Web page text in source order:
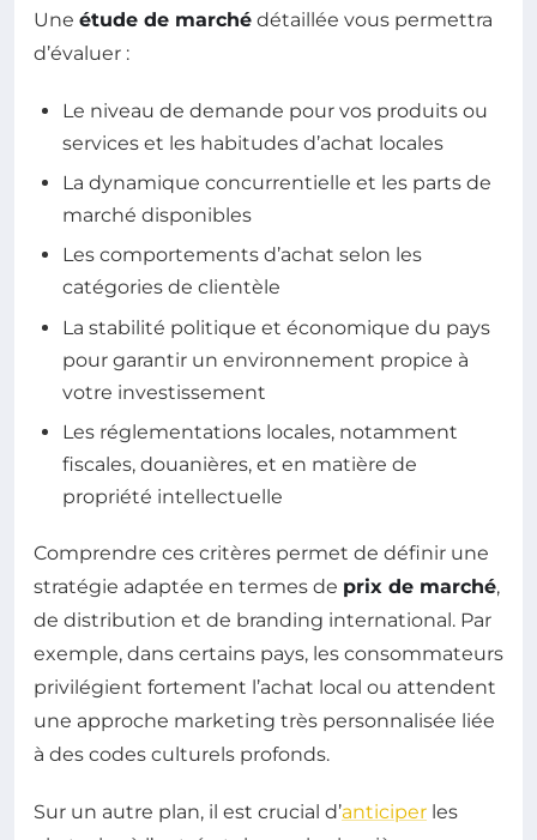
Une étude de marché détaillée vous permettra
d’évaluer :
Le niveau de demande pour vos produits ou
services et les habitudes d’achat locales
La dynamique concurrentielle et les parts de
marché disponibles
Les comportements d’achat selon les
catégories de clientèle
La stabilité politique et économique du pays
pour garantir un environnement propice à
votre investissement
Les réglementations locales, notamment
fiscales, douanières, et en matière de
propriété intellectuelle
Comprendre ces critères permet de définir une
stratégie adaptée en termes de prix de marché,
de distribution et de branding international. Par
exemple, dans certains pays, les consommateurs
privilégient fortement l’achat local ou attendent
une approche marketing très personnalisée liée
à des codes culturels profonds.
Sur un autre plan, il est crucial d’anticiper les